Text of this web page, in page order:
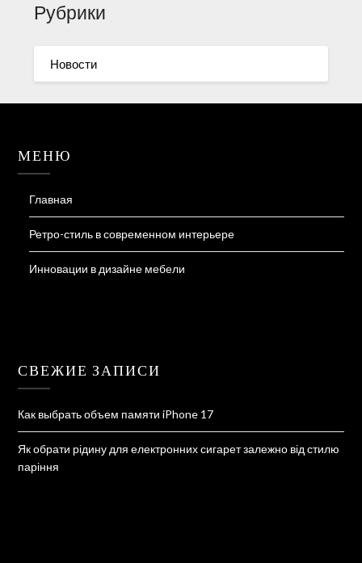
Рубрики
Новости
МЕНЮ
Главная
Ретро-стиль в современном интерьере
Инновации в дизайне мебели
СВЕЖИЕ ЗАПИСИ
Как выбрать объем памяти iPhone 17
Як обрати рідину для електронних сигарет залежно від стилю
паріння